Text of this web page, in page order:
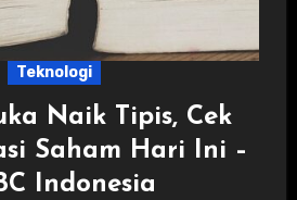
Teknologi
Naik Tipis, Cek
Saham Hari Ini –
Indonesia